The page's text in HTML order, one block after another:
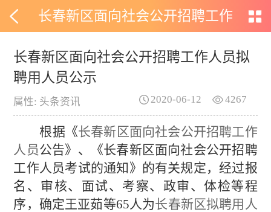
长春新区面向社会公开招聘工作
人员拟聘用人员公示
长春新区面向社会公开招聘工作人员拟
聘用人员公示
属性: 头条资讯 4267
2020-06-12
根据《长春新区面向社会公开招聘工作
人员公告》 、《长春新区面向社会公开招聘
工作人员考试的通知》 的有关规定，经过报
名 、 审核、 面试、 考察、政审、体检等程
序，确定王亚茹等65 人为长春新区拟聘用人